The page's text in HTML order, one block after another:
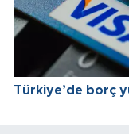
Türkiye’de borç